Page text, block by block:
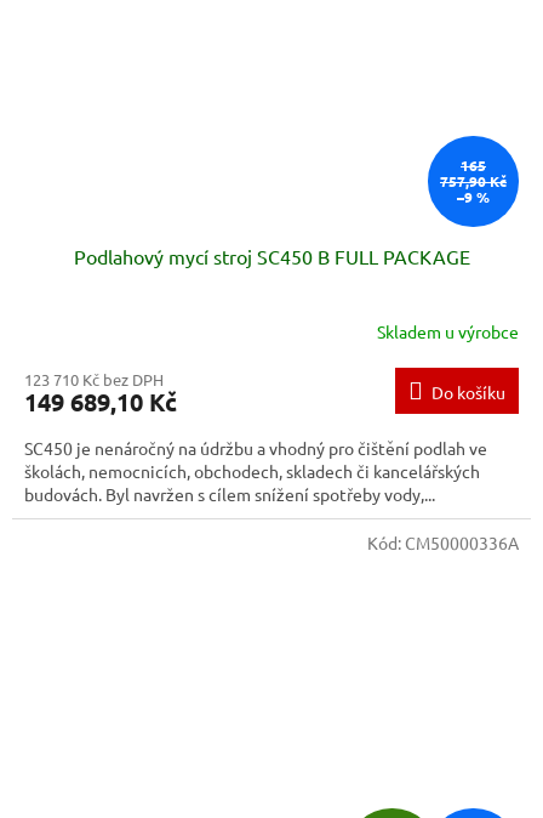
165
757,90 Kč
–9 %
Podlahový mycí stroj SC450 B FULL PACKAGE
Skladem u výrobce
123 710 Kč bez DPH
149 689,10 Kč Do košíku
SC450 je nenáročný na údržbu a vhodný pro čištění podlah ve
školách, nemocnicích, obchodech, skladech či kancelářských
budovách. Byl navržen s cílem snížení spotřeby vody,...
Kód: CM50000336A